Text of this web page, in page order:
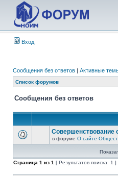
Вход
Сообщения без ответов | Активные
Список форумов
Сообщения без ответов
Совершенствование
в форуме О сайте
Страница 1 из 1 [ Результатов поиска: 1 ]